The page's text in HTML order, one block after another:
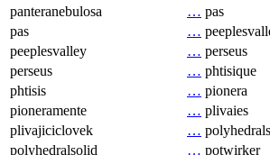
panteranebulosa
… pas
pas
…
peeplesvalley
… perseus
perseus
… phtisique
phtisis
… pionera
pioneramente
… plivaies
plivajiciclovek
…
polyhedralsolid
… potwirker